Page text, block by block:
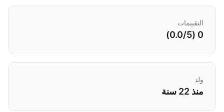
التقييمات
0 (0.0/5)
ولد
منذ 22 سنة